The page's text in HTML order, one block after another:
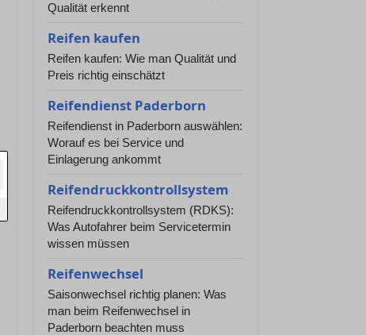
Qualität erkennt
Reifen kaufen
Reifen kaufen: Wie man Qualität und
Preis richtig einschätzt
Reifendienst Paderborn
Reifendienst in Paderborn auswählen:
Worauf es bei Service und
Einlagerung ankommt
Reifendruckkontrollsystem
Reifendruckkontrollsystem (RDKS):
Was Autofahrer beim Servicetermin
wissen müssen
Reifenwechsel
Saisonwechsel richtig planen: Was
man beim Reifenwechsel in
Paderborn beachten muss